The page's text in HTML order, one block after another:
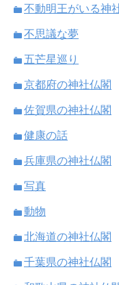
不動明王がいる神
不思議な夢
五芒星巡り
京都府の神社仏閣
佐賀県の神社仏閣
健康の話
兵庫県の神社仏閣
写真
動物
北海道の神社仏閣
千葉県の神社仏閣